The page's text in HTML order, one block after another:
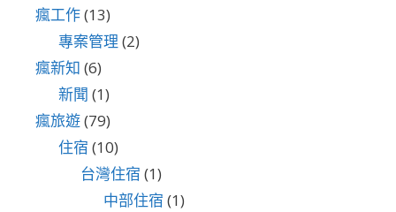
瘋工作(13)
專案管理 (2)
瘋新知 (6)
新聞 (1)
瘋旅遊(79)
住宿 (10)
台灣住宿 (1)
中部住宿 (1)